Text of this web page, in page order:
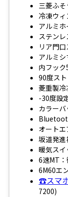
三菱ふそ
冷凍ウ
アルミ
ステン
リア門
アルミ
内フッ
90度ス
菱重製
-30度設
カラー
オート
坂道発
暖気ス
6速MT
6M60エ
☎スマ
7200)